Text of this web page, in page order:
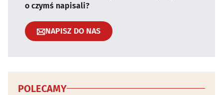
o czymś napisali?
NAPISZ DO NAS
POLECAMY